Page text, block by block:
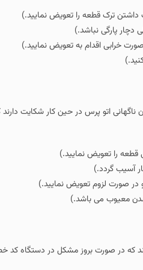
ترک قطعه را تعویض نمایید.)
دچار پارگی نباشد.)
خرابی اقدام به تعویض نمایید.)
اتو پرس در حین کار شکایت دارند
قطعه را تعویض نمایید.)
آسیب گردد.)
صورت لزوم تعویض نمایید.)
معیوب می باشد.)
در صورت بروز مشکل در دستگاه کد